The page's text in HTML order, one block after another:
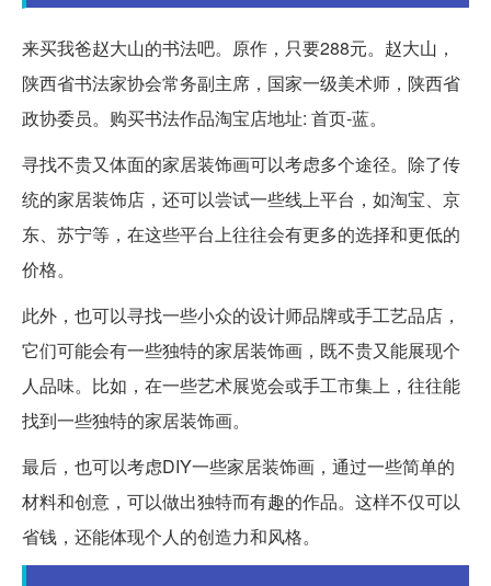
来买我爸赵大山的书法吧。原作，只要288元。赵大山，
陕西省书法家协会常务副主席，国家一级美术师，陕西省
政协委员。购买书法作品淘宝店地址: 首页-蓝。
寻找不贵又体面的家居装饰画可以考虑多个途径。除了传
统的家居装饰店，还可以尝试一些线上平台，如淘宝、京
东、苏宁等，在这些平台上往往会有更多的选择和更低的
价格。
此外，也可以寻找一些小众的设计师品牌或手工艺品店，
它们可能会有一些独特的家居装饰画，既不贵又能展现个
人品味。比如，在一些艺术展览会或手工市集上，往往能
找到一些独特的家居装饰画。
最后，也可以考虑DIY一些家居装饰画，通过一些简单的
材料和创意，可以做出独特而有趣的作品。这样不仅可以
省钱，还能体现个人的创造力和风格。